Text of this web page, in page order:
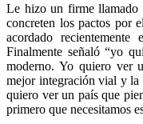
Le hizo un firme llamado
concreten los pactos por
acordado
Finalmente señaló “yo
moderno. Yo quiero ver
mejor integración vial y la
quiero ver un país que
primero que necesitamos